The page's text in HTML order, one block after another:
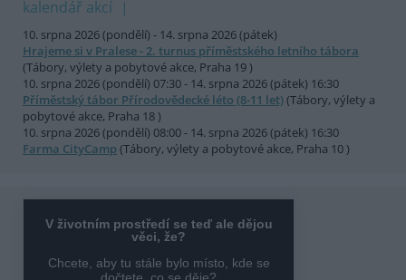
kalendář akcí
10. srpna 2026 (pondělí) - 14. srpna 2026 (pátek)
Hrajeme si v Pralese - 2. turnus příměstského letního tábora
(Tábory, výlety a pobytové akce, Praha 19 )
10. srpna 2026 (pondělí) 07:30 - 14. srpna 2026 (pátek) 16:30
Příměstský tábor Přírodovědecké léto (8-11 let)(Tábory, výlety a
pobytové akce, Praha 18 )
10. srpna 2026 (pondělí) 08:00 - 14. srpna 2026 (pátek) 16:30
Farma CityCamp (Tábory, výlety a pobytové akce, Praha 10 )